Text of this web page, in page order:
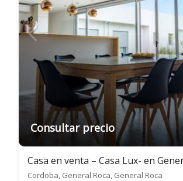
Consultar precio
Casa en venta – Casa Lux- en
Cordoba, General Roca, General Roca